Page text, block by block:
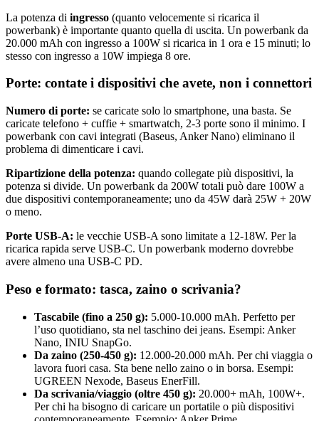
La potenza di ingresso (quanto velocemente si ricarica il
powerbank) è importante quanto quella di uscita. Un powerbank da
20.000 mAh con ingresso a 100W si ricarica in 1 ora e 15 minuti; lo
stesso con ingresso a 10W impiega 8 ore.
Porte: contate i dispositivi che avete, non i connettori
Numero di porte: se caricate solo lo smartphone, una basta. Se
caricate telefono + cuffie + smartwatch, 2-3 porte sono il minimo. I
powerbank con cavi integrati (Baseus, Anker Nano) eliminano il
problema di dimenticare i cavi.
Ripartizione della potenza: quando collegate più dispositivi, la
potenza si divide. Un powerbank da 200W totali può dare 100W a
due dispositivi contemporaneamente; uno da 45W darà 25W + 20W
o meno.
Porte USB-A: le vecchie USB-A sono limitate a 12-18W. Per la
ricarica rapida serve USB-C. Un powerbank moderno dovrebbe
avere almeno una USB-C PD.
Peso e formato: tasca, zaino o scrivania?
Tascabile (fino a 250 g): 5.000-10.000 mAh. Perfetto per
l’uso quotidiano, sta nel taschino dei jeans. Esempi: Anker
Nano, INIU SnapGo.
Da zaino (250-450 g): 12.000-20.000 mAh. Per chi viaggia o
lavora fuori casa. Sta bene nello zaino o in borsa. Esempi:
UGREEN Nexode, Baseus EnerFill.
Da scrivania/viaggio (oltre 450 g): 20.000+ mAh, 100W+.
Per chi ha bisogno di caricare un portatile o più dispositivi